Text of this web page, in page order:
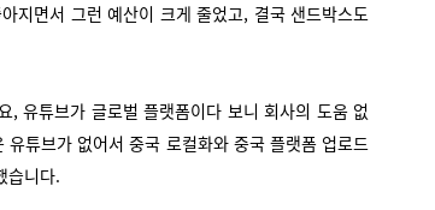
지면서 그런 예산이 크게 줄었고, 결국 샌드박스도
, 유튜브가 글로벌 플랫폼이다 보니 회사의 도움 없
튜브가 없어서 중국 로컬화와 중국 플랫폼 업로드
습니다.